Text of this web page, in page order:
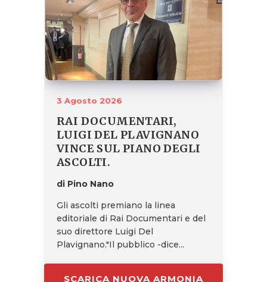
3 Agosto 2026
RAI DOCUMENTARI,
LUIGI DEL PLAVIGNANO
VINCE SUL PIANO DEGLI
ASCOLTI.
di Pino Nano
Gli ascolti premiano la linea
editoriale di Rai Documentari e del
suo direttore Luigi Del
Plavignano."Il pubblico -dice...
SCARICA NUOVA ARMONIA